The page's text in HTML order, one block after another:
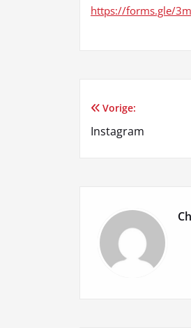
https://forms.gle/
Vorige:
Instagram